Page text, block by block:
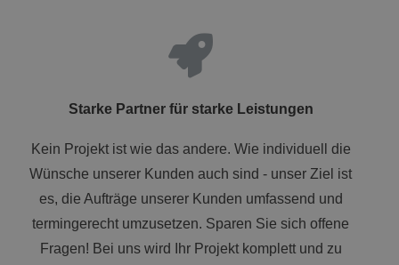
Starke Partner für starke Leistungen
Kein Projekt ist wie das andere. Wie individuell die
Wünsche unserer Kunden auch sind - unser Ziel ist
es, die Aufträge unserer Kunden umfassend und
termingerecht umzusetzen. Sparen Sie sich offene
Fragen! Bei uns wird Ihr Projekt komplett und zu